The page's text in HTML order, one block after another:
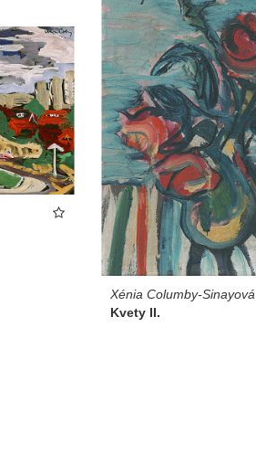
Xénia Columby-Sinayová
Kvety II.